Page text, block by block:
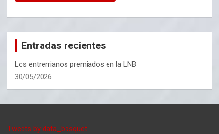
Entradas recientes
Los entrerrianos premiados en la LNB
30/05/2026
Tweets by data_basquet